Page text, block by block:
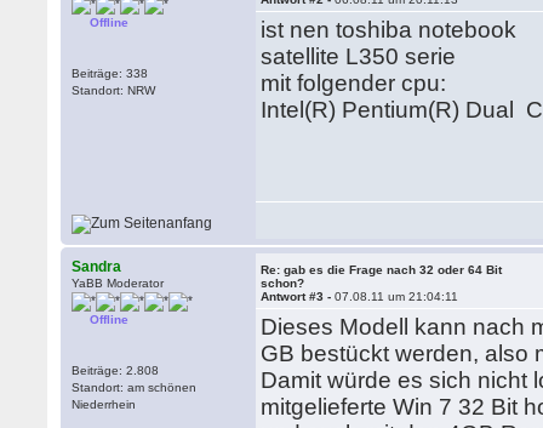
Offline
Beiträge: 338
Standort: NRW
ist nen toshiba notebook
satellite L350 serie
mit folgender cpu:
Intel(R) Pentium(R) Dual
Sandra
YaBB Moderator
Offline
Beiträge: 2.808
Standort: am schönen
Niederrhein
Re: gab es die Frage nach 32 oder 64 Bit
schon?
Antwort #3 -07.08.11 um 21:04:11
Dieses Modell kann nach
GB bestückt werden, also
Damit würde es sich nicht
mitgelieferte Win 7 32 Bit